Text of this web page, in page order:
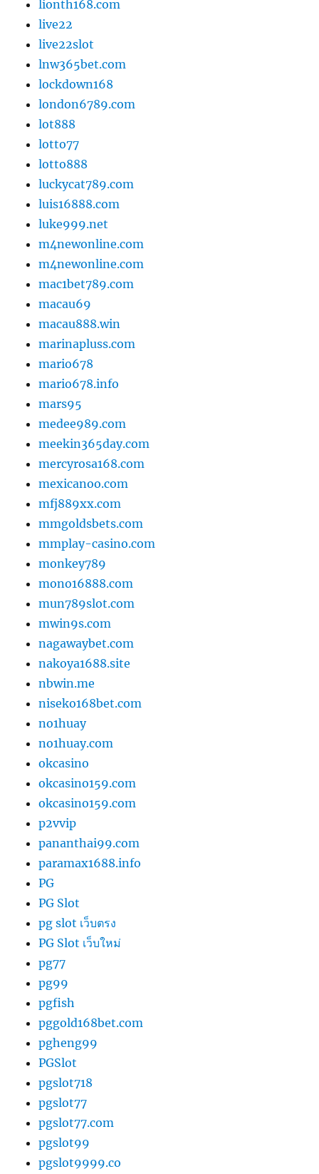
lionth168.com
live22
live22slot
lnw365bet.com
lockdown168
london6789.com
lot888
lotto77
lotto888
luckycat789.com
luis16888.com
luke999.net
m4newonline.com
m4newonline.com
mac1bet789.com
macau69
macau888.win
marinapluss.com
mario678
mario678.info
mars95
medee989.com
meekin365day.com
mercyrosa168.com
mexicanoo.com
mfj889xx.com
mmgoldsbets.com
mmplay-casino.com
monkey789
mono16888.com
mun789slot.com
mwin9s.com
nagawaybet.com
nakoya1688.site
nbwin.me
niseko168bet.com
no1huay
no1huay.com
okcasino
okcasino159.com
okcasino159.com
p2vvip
pananthai99.com
paramax1688.info
PG
PG Slot
pg slot เว็บตรง
PG Slot เว็บใหม่
pg77
pg99
pgfish
pggold168bet.com
pgheng99
PGSlot
pgslot718
pgslot77
pgslot77.com
pgslot99
pgslot9999.co